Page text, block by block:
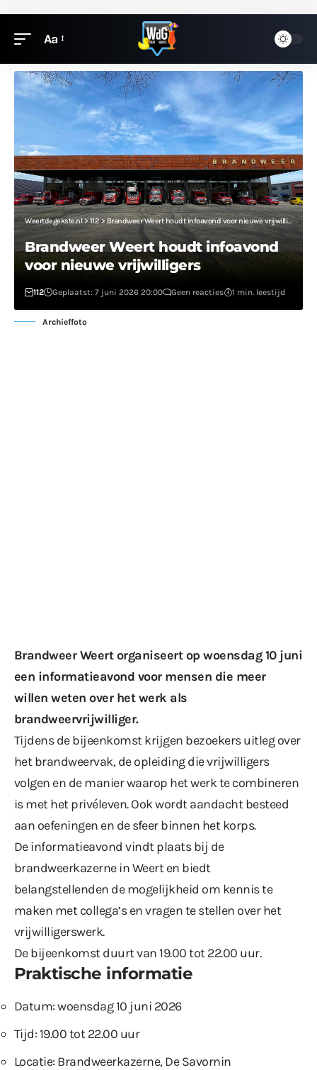
Aa
Weertdegekste.nl>112>Brandweer Weert houdt infoavond voor nieuwe vrijwilligers
Brandweer Weert houdt infoavond
voor nieuwe vrijwilligers
112 Geplaatst: 7 juni 2026 20:00 Geen reacties 1 min. leestijd
Archieffoto
Brandweer Weert organiseert op woensdag 10 juni
een informatieavond voor mensen die meer
willen weten over het werk als
brandweervrijwilliger.
Tijdens de bijeenkomst krijgen bezoekers uitleg over
het brandweervak, de opleiding die vrijwilligers
volgen en de manier waarop het werk te combineren
is met het privéleven. Ook wordt aandacht besteed
aan oefeningen en de sfeer binnen het korps.
De informatieavond vindt plaats bij de
brandweerkazerne in Weert en biedt
belangstellenden de mogelijkheid om kennis te
maken met collega’s en vragen te stellen over het
vrijwilligerswerk.
De bijeenkomst duurt van 19.00 tot 22.00 uur.
Praktische informatie
Datum: woensdag 10 juni 2026
Tijd: 19.00 tot 22.00 uur
Locatie: Brandweerkazerne, De Savornin